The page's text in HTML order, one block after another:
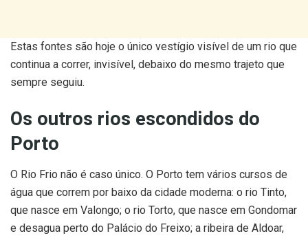
Estas fontes são hoje o único vestígio visível de um rio que
continua a correr, invisível, debaixo do mesmo trajeto que
sempre seguiu.
Os outros rios escondidos do
Porto
O Rio Frio não é caso único. O Porto tem vários cursos de
água que correm por baixo da cidade moderna: o rio Tinto,
que nasce em Valongo; o rio Torto, que nasce em Gondomar
e desagua perto do Palácio do Freixo; a ribeira de Aldoar,